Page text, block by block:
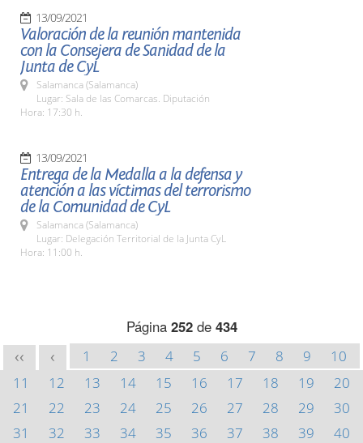
13/09/2021
Valoración de la reunión mantenida
con la Consejera de Sanidad de la
Junta de CyL
Salamanca (Salamanca)
Lugar: Sala de las Comarcas. Diputación
Hora: 17:30 h.
13/09/2021
Entrega de la Medalla a la defensa y
atención a las víctimas del terrorismo
de la Comunidad de CyL
Salamanca (Salamanca)
Lugar: Delegación Territorial de la Junta CyL
Hora: 11:00 h.
Página 252de 434
<< < 1 2 3 4 5 6 7 8 9
10
11
12 13 14 15 16 17 18 19
20
21
22 23 24 25 26 27 28 29
30
31
32 33 34 35 36 37 38 39
40